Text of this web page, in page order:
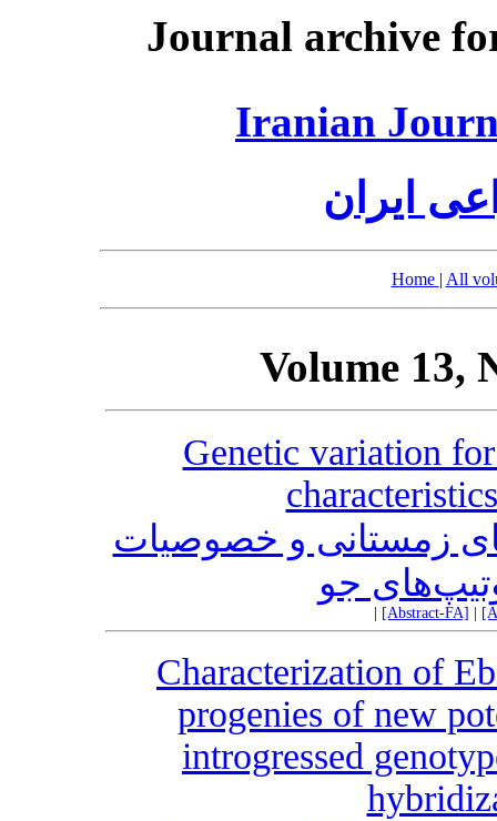
Journal archive
Iranian
ایران
Home | All
Volume 13,
Genetic variation
زمستانی و خصوصیات
جو
[Abstract-FA]
Characterization of
progenies of new
introgressed